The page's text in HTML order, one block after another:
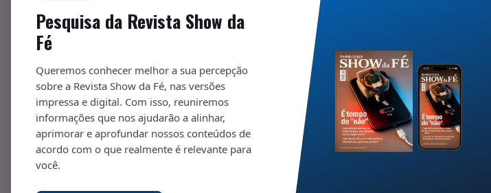
Pesquisa da Revista Show da
Fé
Queremos conhecer melhor a sua percepção
sobre a Revista Show da Fé, nas versões
impressa e digital. Com isso, reuniremos
informações que nos ajudarão a alinhar,
aprimorar e aprofundar nossos conteúdos de
acordo com o que realmente é relevante para
você.
Na prateleira – 279